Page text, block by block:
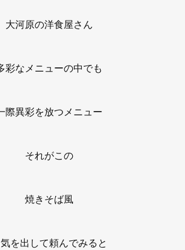
大河原の洋食屋さん
彩なメニューの中でも
際異彩を放つメニュー
それがこの
焼きそば風
を出して頼んでみると